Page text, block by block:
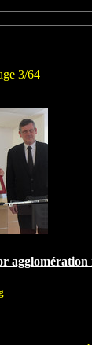
3/64
agglomération